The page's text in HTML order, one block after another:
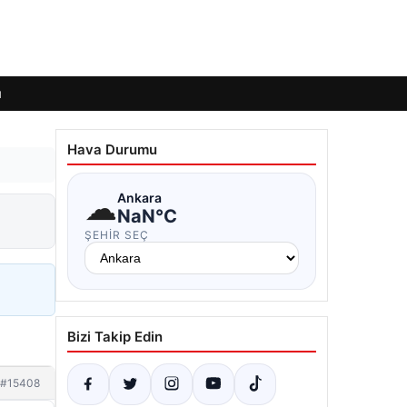
#15408
Hava Durumu
☁Ankara
NaN°C
ŞEHIR SEÇ
Bizi Takip Edin